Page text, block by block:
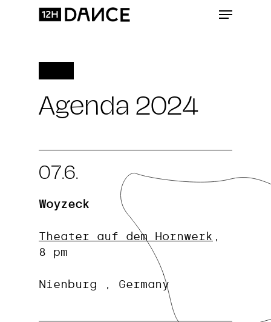
Menu
Agenda 2024
07.6.
Woyzeck
Theater auf dem Hornwerk ,
8 pm
Nienburg , Germany